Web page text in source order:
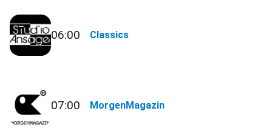
06:00 Classics
07:00 MorgenMagazin